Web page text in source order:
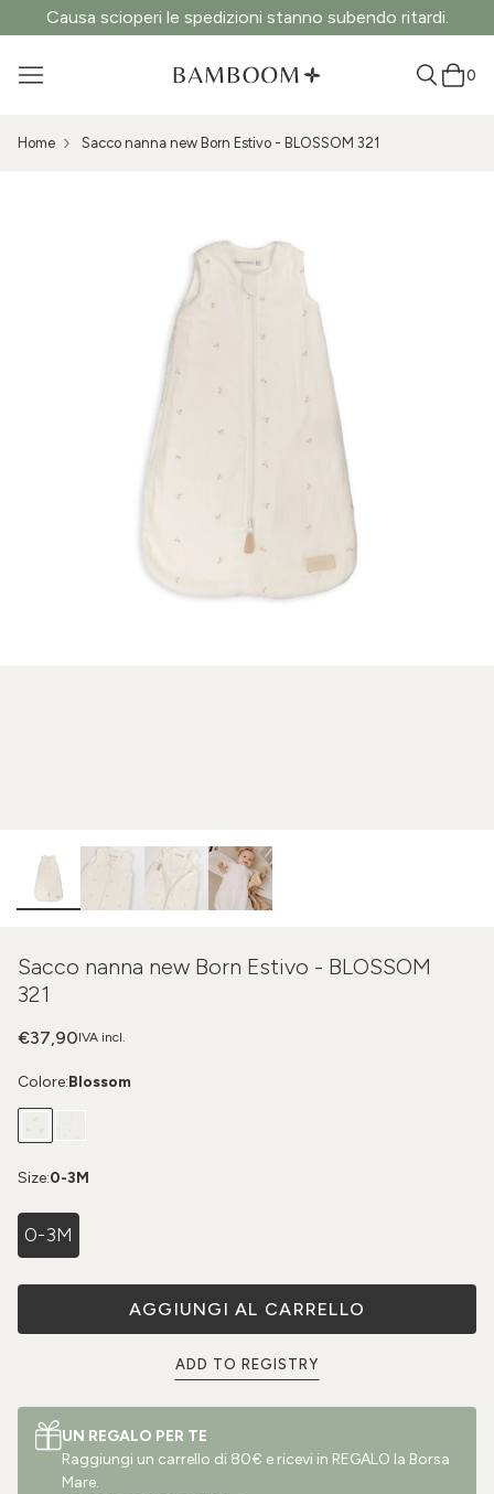
Causa scioperi le spedizioni stanno subendo ritardi.
0
Home Sacco nanna new Born Estivo - BLOSSOM 321
Sacco nanna new Born Estivo - BLOSSOM
321
IVA incl.
€37,90
Colore:Blossom
Size:0-3M
0-3M
AGGIUNGI AL CARRELLO
ADD TO REGISTRY
UN REGALO PER TE
Raggiungi un carrello di 80€ e ricevi in REGALO la Borsa
Mare.